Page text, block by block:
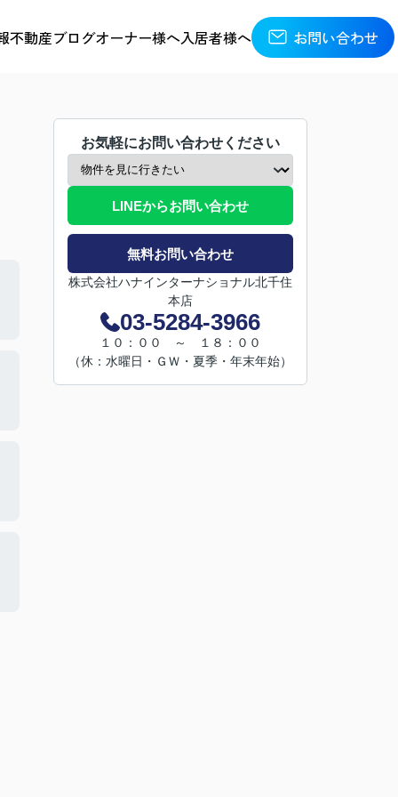
不動産ブログオーナー様へ入居者様へ お問い合わせ
お気軽にお問い合わせください
LINEからお問い合わせ
無料お問い合わせ
株式会社ハナインターナショナル北千住
本店
03-5284-3966
１０：００ ～ １８：００
（休：水曜日・ＧＷ・夏季・年末年始）